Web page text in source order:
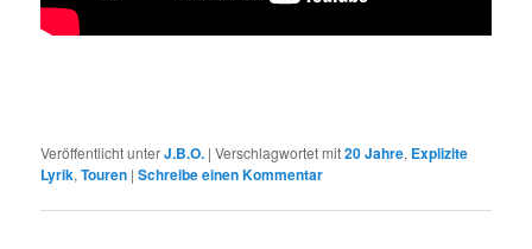
Veröffentlicht unterJ.B.O. |Verschlagwortet mit20 Jahre, Explizite
Lyrik,Touren |Schreibe einen Kommentar